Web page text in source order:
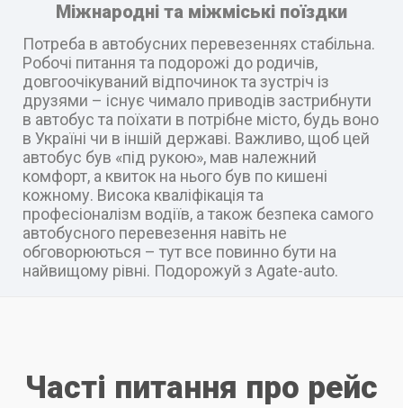
Міжнародні та міжміські поїздки
Потреба в автобусних перевезеннях стабільна.
Робочі питання та подорожі до родичів,
довгоочікуваний відпочинок та зустріч із
друзями – існує чимало приводів застрибнути
в автобус та поїхати в потрібне місто, будь воно
в Україні чи в іншій державі. Важливо, щоб цей
автобус був «під рукою», мав належний
комфорт, а квиток на нього був по кишені
кожному. Висока кваліфікація та
професіоналізм водіїв, а також безпека самого
автобусного перевезення навіть не
обговорюються – тут все повинно бути на
найвищому рівні. Подорожуй з Agate-auto.
Часті питання про рейс